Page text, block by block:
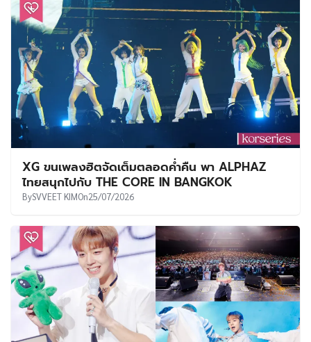
XG ขนเพลงฮิตจัดเต็มตลอดค่ำคืน พา ALPHAZ
ไทยสนุกไปกับ THE CORE IN BANGKOK
BySVVEET KIMOn25/07/2026